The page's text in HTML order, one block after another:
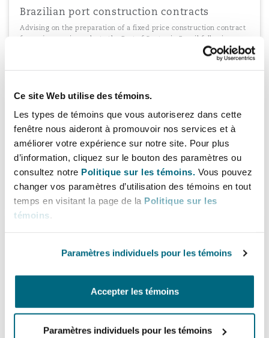
Ce site Web utilise des témoins.
Les types de témoins que vous autoriserez dans cette
fenêtre nous aideront à promouvoir nos services et à
améliorer votre expérience sur notre site. Pour plus
d’information, cliquez sur le bouton des paramètres ou
consultez notre Politique sur les témoins. Vous pouvez
changer vos paramètres d’utilisation des témoins en tout
temps en visitant la page de la Politique sur les
témoins.
Paramètres individuels pour les témoins
Accepter les témoins
Paramètres individuels pour les témoins
Brazilian port construction contracts
Advising on the preparation of a fixed price construction contract
for major repair works to the Port of Santos in Brazil following a
Claims and disputes arising from road and
rail infrastructure in Victoria
Advising National infrastructure operators and maintenance
companies on claims and disputes arising from road and rail
infrastructure in Victoria
Contractor representation in multiple FDOT
and municipal infrastructure project
municipal infrastructure projects, including a claim against the
million